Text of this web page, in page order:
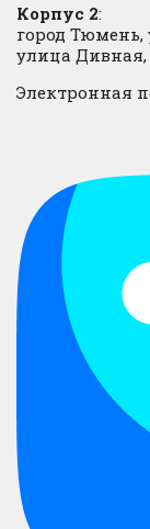
Корпус 2:
город Тюмень,
улица Дивная,
Электронная